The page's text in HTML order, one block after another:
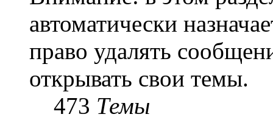
автоматически
право удалять
открывать свои темы.
473 Темы